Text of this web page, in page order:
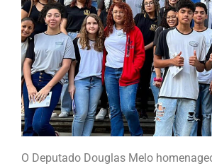
O Deputado Douglas Melo